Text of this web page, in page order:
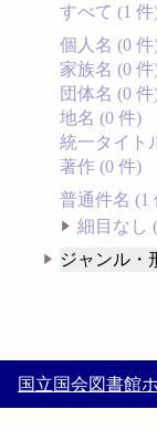
すべて (1 件
個人名 (0 件
家族名 (0 件
団体名 (0 件
地名 (0 件)
統一タイト
著作 (0 件)
普通件名 (1
細目なし
ジャンル・
国立国会図書館